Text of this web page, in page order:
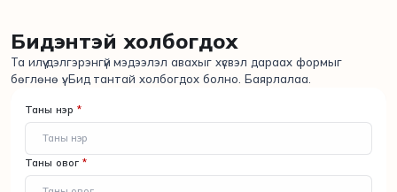
Бидэнтэй холбогдох
Та илүү дэлгэрэнгүй мэдээлэл авахыг хүсвэл дараах формыг
бөглөнө үү. Бид тантай холбогдох болно. Баярлалаа.
Таны нэр *
Таны овог *